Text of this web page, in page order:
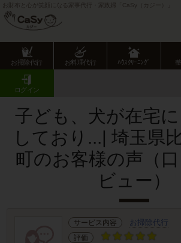
お財布と心が笑顔になる家事代行・家政婦「CaSy（カジー）」
お掃除代行 お料理代行 ﾊｳｽｸﾘｰﾆﾝｸﾞ
ログイン
CaSy TOP
お客様の声･口コミ詳細
子ども、犬が在宅
しており...| 埼玉県
町のお客様の声（
ビュー）
サービス内容 お掃除代行
評価